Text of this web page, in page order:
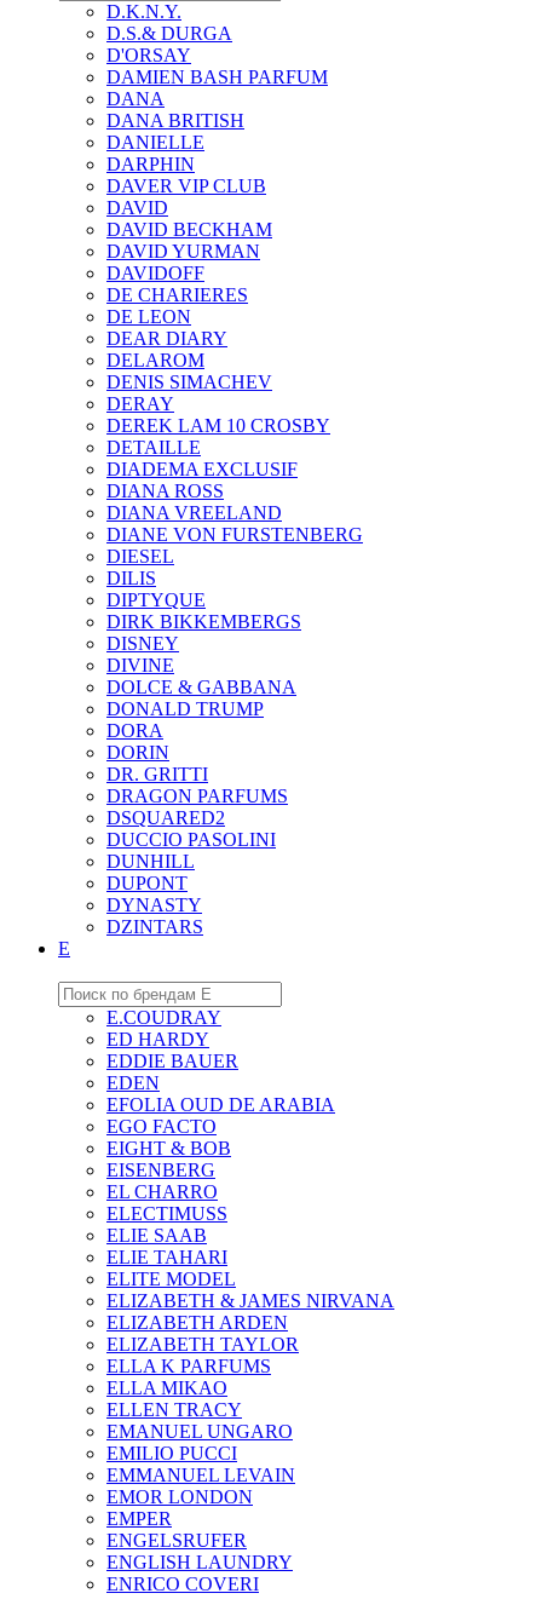
D.K.N.Y.
D.S.& DURGA
D'ORSAY
DAMIEN BASH PARFUM
DANA
DANA BRITISH
DANIELLE
DARPHIN
DAVER VIP CLUB
DAVID
DAVID BECKHAM
DAVID YURMAN
DAVIDOFF
DE CHARIERES
DE LEON
DEAR DIARY
DELAROM
DENIS SIMACHEV
DERAY
DEREK LAM 10 CROSBY
DETAILLE
DIADEMA EXCLUSIF
DIANA ROSS
DIANA VREELAND
DIANE VON FURSTENBERG
DIESEL
DILIS
DIPTYQUE
DIRK BIKKEMBERGS
DISNEY
DIVINE
DOLCE & GABBANA
DONALD TRUMP
DORA
DORIN
DR. GRITTI
DRAGON PARFUMS
DSQUARED2
DUCCIO PASOLINI
DUNHILL
DUPONT
DYNASTY
DZINTARS
E
E.COUDRAY
ED HARDY
EDDIE BAUER
EDEN
EFOLIA OUD DE ARABIA
EGO FACTO
EIGHT & BOB
EISENBERG
EL CHARRO
ELECTIMUSS
ELIE SAAB
ELIE TAHARI
ELITE MODEL
ELIZABETH & JAMES NIRVANA
ELIZABETH ARDEN
ELIZABETH TAYLOR
ELLA K PARFUMS
ELLA MIKAO
ELLEN TRACY
EMANUEL UNGARO
EMILIO PUCCI
EMMANUEL LEVAIN
EMOR LONDON
EMPER
ENGELSRUFER
ENGLISH LAUNDRY
ENRICO COVERI